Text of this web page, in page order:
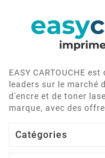
EASY CARTOUCHE
leaders sur le marché
d'encre et de toner
marque, avec des
Catégories